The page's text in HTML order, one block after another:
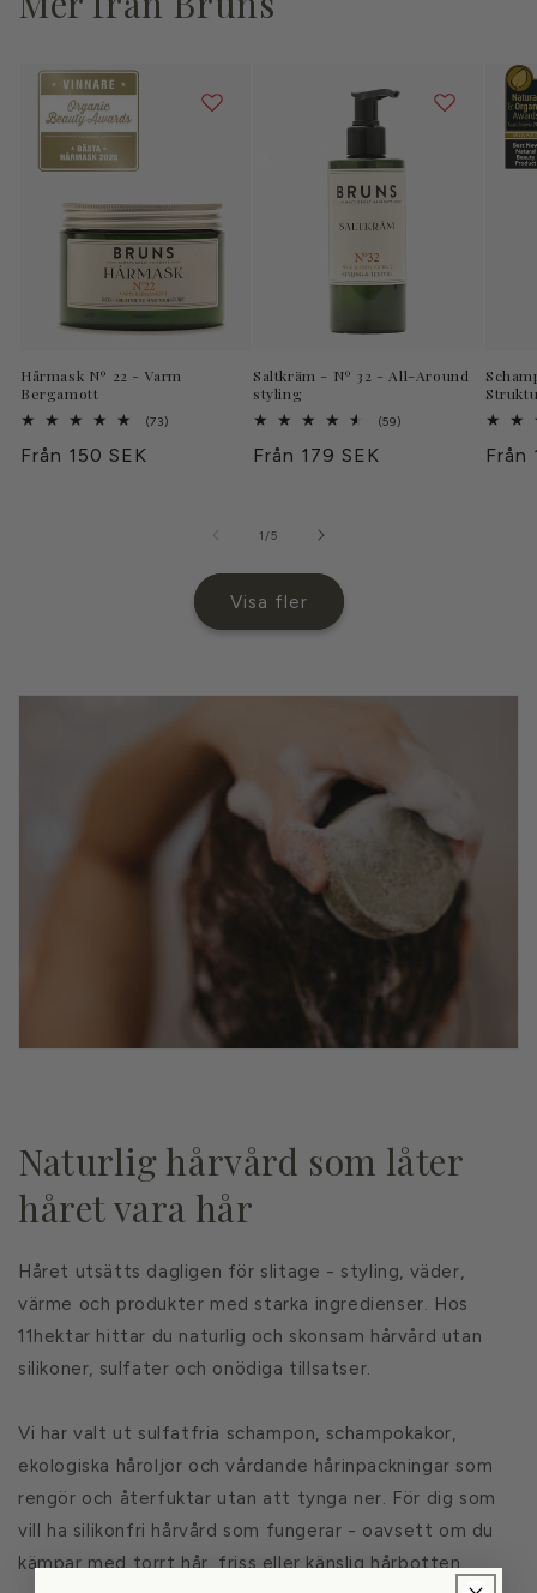
Hårmask Nº 22 - Varm
Bergamott
(73)73
Ordinarie
Från 150 SEK
Saltkräm - Nº 32 - All-Around
styling
(59)59
Ordinarie
Från 179 SEK Från
1/av
5
Visa fler
Naturlig hårvård som låter
håret vara hår
Håret utsätts dagligen för slitage - styling, väder,
värme och produkter med starka ingredienser. Hos
11hektar hittar du naturlig och skonsam hårvård utan
silikoner, sulfater och onödiga tillsatser.
Vi har valt ut sulfatfria schampon, schampokakor,
ekologiska håroljor och vårdande hårinpackningar som
rengör och återfuktar utan att tynga ner. För dig som
vill ha silikonfri hårvård som fungerar - oavsett om du
kämpar med torrt hår, friss eller känslig hårbotten.